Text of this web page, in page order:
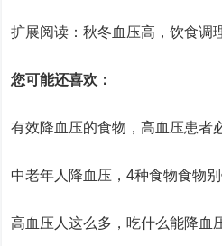
扩展阅读：秋冬血压高，饮食调
您可能还喜欢：
有效降血压的食物，高血压患者
中老年人降血压，4种食物食物
高血压人这么多，吃什么能降血